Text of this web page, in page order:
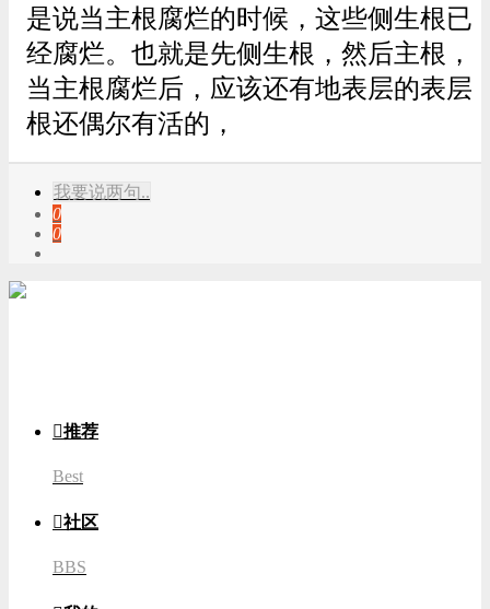
是说当主根腐烂的时候，这些侧生根已
经腐烂。也就是先侧生根，然后主根，
当主根腐烂后，应该还有地表层的表层
根还偶尔有活的，
我要说两句..
0
0
推荐
Best
社区
BBS